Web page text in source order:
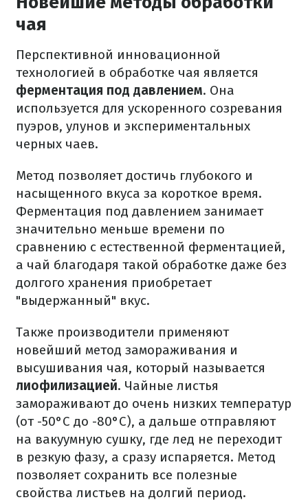
чая
Перспективной инновационной
технологией в обработке чая является
ферментация под давлением. Она
используется для ускоренного созревания
пуэров, улунов и экспериментальных
черных чаев.
Метод позволяет достичь глубокого и
насыщенного вкуса за короткое время.
Ферментация под давлением занимает
значительно меньше времени по
сравнению с естественной ферментацией,
а чай благодаря такой обработке даже без
долгого хранения приобретает
"выдержанный" вкус.
Также производители применяют
новейший метод замораживания и
высушивания чая, который называется
лиофилизацией. Чайные листья
замораживают до очень низких температур
(от -50°C до -80°C), а дальше отправляют
на вакуумную сушку, где лед не переходит
в резкую фазу, а сразу испаряется. Метод
позволяет сохранить все полезные
свойства листьев на долгий период.